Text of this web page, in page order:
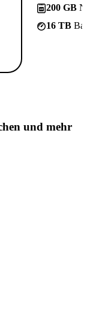
200 GB
16 TB
und mehr